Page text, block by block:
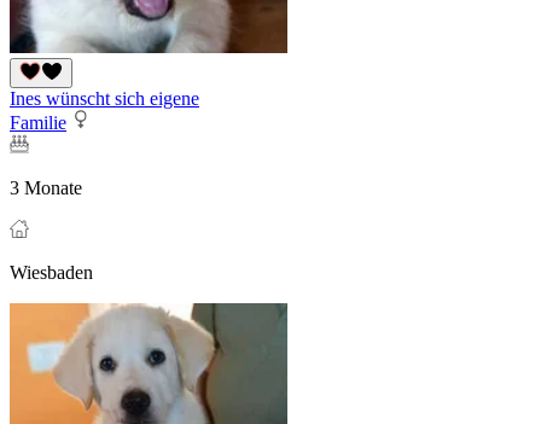
Ines wünscht sich eigene
Familie
3 Monate
Wiesbaden